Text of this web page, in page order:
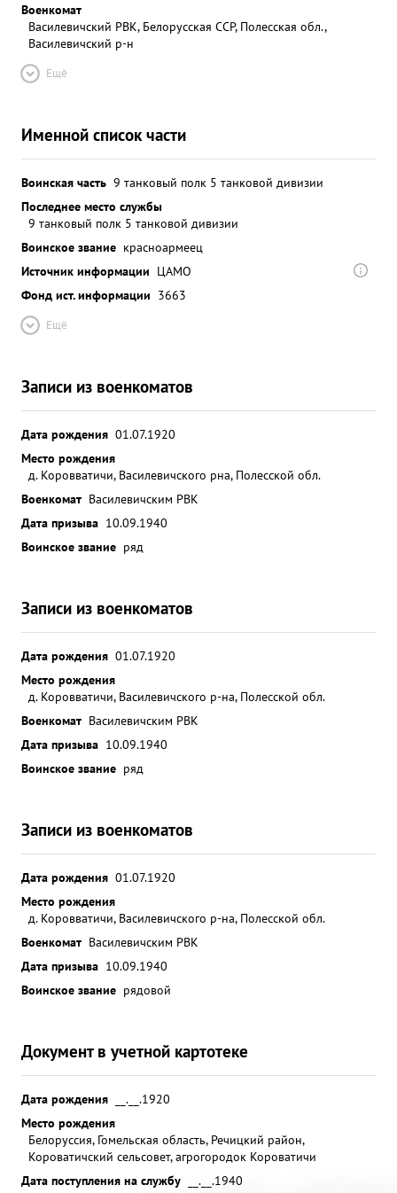
Военкомат
Василевичский РВК, Белорусская ССР, Полесская обл.,
Василевичский р-н
Ещё
Именной список части
Воинская часть 9 танковый полк 5 танковой дивизии
Последнее место службы
9 танковый полк 5 танковой дивизии
Воинское звание красноармеец
Источник информации ЦАМО
Фонд ист. информации 3663
Ещё
Записи из военкоматов
Дата рождения 01.07.1920
Место рождения
д. Коровватичи, Василевичского рна, Полесской обл.
Военкомат Василевичским РВК
Дата призыва 10.09.1940
Воинское звание ряд
Записи из военкоматов
Дата рождения 01.07.1920
Место рождения
д. Коровватичи, Василевичского р-на, Полесской обл.
Военкомат Василевичским РВК
Дата призыва 10.09.1940
Воинское звание ряд
Записи из военкоматов
Дата рождения 01.07.1920
Место рождения
д. Коровватичи, Василевичского р-на, Полесской обл.
Военкомат Василевичским РВК
Дата призыва 10.09.1940
Воинское звание рядовой
Документ в учетной картотеке
Дата рождения
__.__.1920
Место рождения
Белоруссия, Гомельская область, Речицкий район,
Короватичский сельсовет, агрогородок Короватичи
Дата поступления на службу
__.__.1940